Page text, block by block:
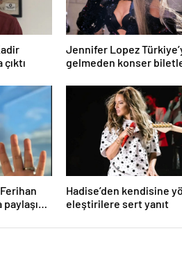
Jennifer Lopez
gelmeden konser
Hadise’den kendisine
eleştirilere sert yanıt